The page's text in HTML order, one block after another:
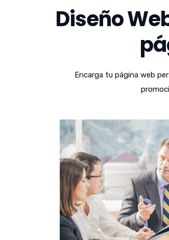
Diseño
Encarga tu página web